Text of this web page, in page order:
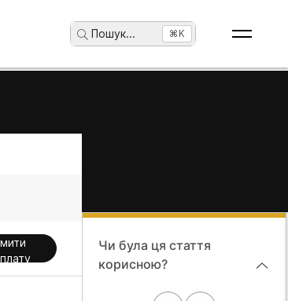
Пошук... ⌘K
Чи була ця стаття
корисною?